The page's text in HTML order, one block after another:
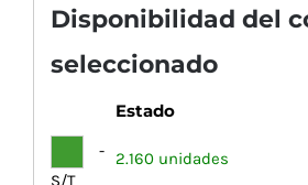
Disponibilidad del
seleccionado
Estado
-
2.160 unidades